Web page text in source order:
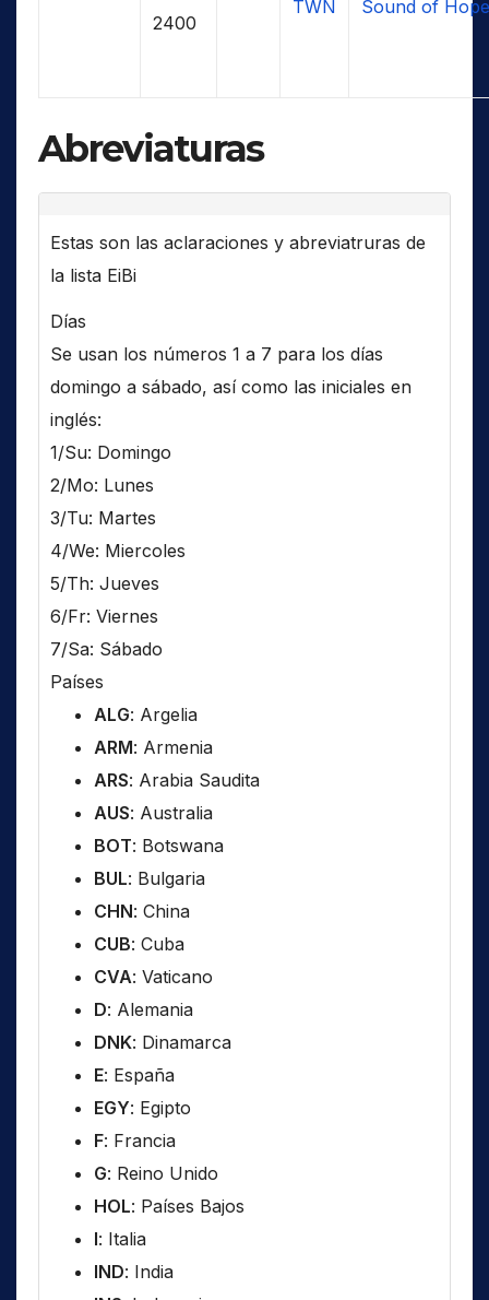
2400
TWN Sound of Hope
Abreviaturas
Estas son las aclaraciones y abreviatruras de
la lista EiBi
Días
Se usan los números 1 a 7 para los días
domingo a sábado, así como las iniciales en
inglés:
1/Su: Domingo
2/Mo: Lunes
3/Tu: Martes
4/We: Miercoles
5/Th: Jueves
6/Fr: Viernes
7/Sa: Sábado
Países
ALG: Argelia
ARM: Armenia
ARS: Arabia Saudita
AUS: Australia
BOT: Botswana
BUL: Bulgaria
CHN: China
CUB: Cuba
CVA: Vaticano
D: Alemania
DNK: Dinamarca
E: España
EGY: Egipto
F: Francia
G: Reino Unido
HOL: Países Bajos
I: Italia
IND: India